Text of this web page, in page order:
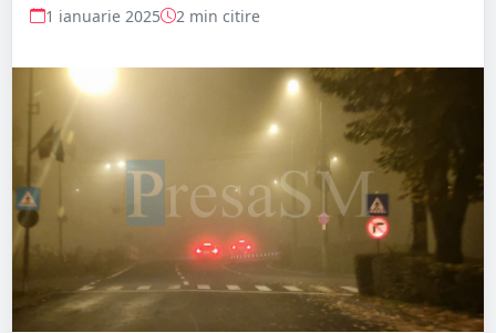
1 ianuarie 2025 2 min citire